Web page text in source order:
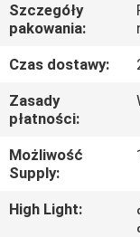
KONTROLA
JAKOŚCI
SIĘ
Z
NAMI
Szczegóły
pakowania:
Czas dostawy:
Zasady
płatności:
Możliwość
Supply:
High Light: